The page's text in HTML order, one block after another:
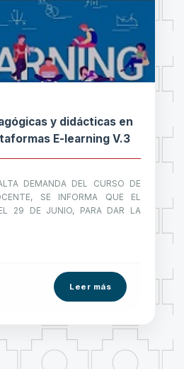
y didácticas en
E-learning V.3
DEMANDA DEL CURSO DE
SE INFORMA QUE EL
29 DE JUNIO, PARA DAR LA
Leer más